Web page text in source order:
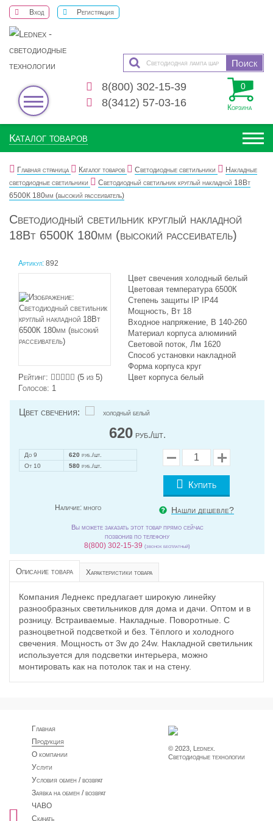
Вход Регистрация
8(800) 302-15-39
8(3412) 57-03-16
0
Корзина
Каталог товаров
Главная страница Каталог товаров Светодиодные светильники
Накладные
светодиодные светильники
Светодиодный светильник круглый накладной 18Вт
6500К 180мм (высокий рассеиватель)
Светодиодный светильник круглый накладной
18Вт 6500К 180мм (высокий рассеиватель)
Артикул: 892
Рейтинг: (5 из 5)
Голосов: 1
Цвет свечения холодный белый
Цветовая температура 6500К
Степень защиты IP IP44
Мощность, Вт 18
Входное напряжение, В 140-260
Материал корпуса алюминий
Световой поток, Лм 1620
Способ установки накладной
Форма корпуса круг
Цвет корпуса белый
Цвет свечения: холодный белый
620руб./шт.
До 9 620 руб./шт.
От 10
580 руб./шт.
Купить
Наличие: много Нашли дешевле?
Вы можете заказать этот товар прямо сейчас
позвонив по телефону
8(800) 302-15-39 (звонок бесплатный)
Описание товара Характеристики товара
Компания Леднекс предлагает широкую линейку
разнообразных светильников для дома и дачи. Оптом и в
розницу. Встраиваемые. Накладные. Поворотные. С
разноцветной подсветкой и без. Тёплого и холодного
свечения. Мощность от 3w до 24w. Накладной светильник
используется для подсветки интерьера, можно
монтировать как на потолок так и на стену.
© 2023, Lednex.
Светодиодные технологии
Главная
Продукция
О компании
Услуги
Условия обмен / возврат
Заявка на обмен / возврат
ЧАВО
Скачать